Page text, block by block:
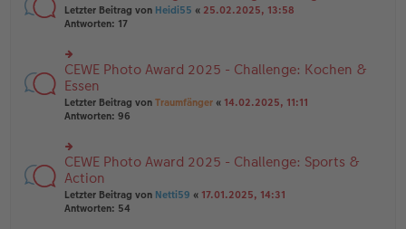
a
g
es
e
er
B
ei
tr
a
g
rs
te
u
n
g
el
es
e
er
B
ei
tr
a
g
Letzter Beitrag von Heidi55 « 25.02.2025, 13:58
Antworten: 17
rs
te
r
u
n
el
es
e
n
er
CEWE Photo Award 2025 - Challenge: Kochen &
Essen
Letzter Beitrag von Traumfänger « 14.02.2025, 11:11
Antworten: 96
rs
te
r
u
n
CEWE Photo Award 2025 - Challenge: Sports &
Action
Letzter Beitrag von Netti59 « 17.01.2025, 14:31
Antworten: 54